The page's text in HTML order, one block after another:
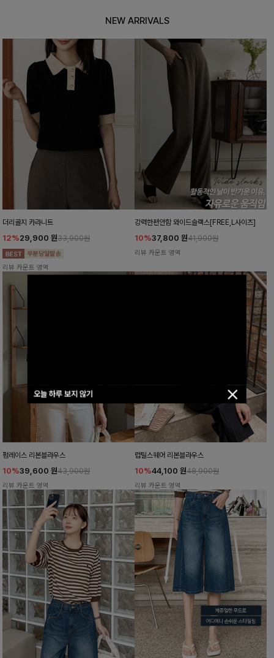
오늘 하루 보지 않기
NEW ARRIVALS
더리골지 카라니트
12%29,900 원33,900원
리뷰 카운트 영역
강력한편안함 와이드슬랙스[FREE,L사이즈]
10%37,800 원41,900원
리뷰 카운트 영역
펌레이스 리본블라우스
10%39,600 원43,900원
리뷰 카운트 영역
럽틸스퀘어 리본블라우스
10%44,100 원48,900원
리뷰 카운트 영역